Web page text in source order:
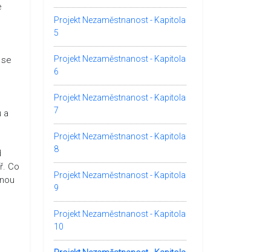
a
Co
Projekt Nezaměstnanost - Kapitola
5
Projekt Nezaměstnanost - Kapitola
6
Projekt Nezaměstnanost - Kapitola
7
Projekt Nezaměstnanost - Kapitola
8
Projekt Nezaměstnanost - Kapitola
9
Projekt Nezaměstnanost - Kapitola
10